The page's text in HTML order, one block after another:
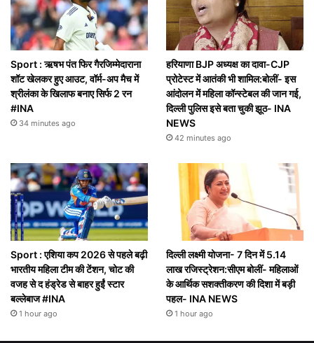
Sport : ऋषभ पंत फिर गैरजिम्मेदाराना
शॉट खेलकर हुए आउट, वॉर्म-अप मैच में
श्रीलंका के खिलाफ बनाए सिर्फ 2 रन
#INA
34 minutes ago
हरियाणा BJP अध्यक्ष का दावा-CJP
प्रोटेस्ट में आतंकी भी शामिल:बोलीं- इस
आंदोलन में महिला कॉन्स्टेबल की जान गई,
दिल्ली पुलिस इसे बता चुकी झूठ- INA
NEWS
42 minutes ago
Sport : एशिया कप 2026 से पहले बढ़ी
भारतीय महिला टीम की टेंशन, चोट की
वजह से द हंड्रेड से बाहर हुईं स्टार
बल्लेबाज #INA
1 hour ago
दिल्ली लक्ष्मी योजना- 7 दिन में 5.14
लाख रजिस्ट्रेशन:सीएम बोलीं- महिलाओं
के आर्थिक सशक्तीकरण की दिशा में बड़ी
पहल- INA NEWS
1 hour ago